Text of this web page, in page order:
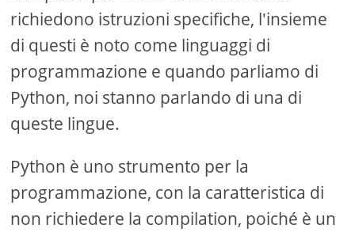
richiedono istruzioni specifiche, l'insieme
di questi è noto come linguaggi di
programmazione e quando parliamo di
Python, noi stanno parlando di una di
queste lingue.
Python è uno strumento per la
programmazione, con la caratteristica di
non richiedere la compilation, poiché è un